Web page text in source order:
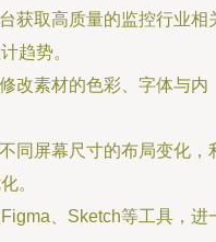
获取高质量的监控行业相
趋势。
改素材的色彩、字体与内
同屏幕尺寸的布局变化，
。
、Sketch等工具，进